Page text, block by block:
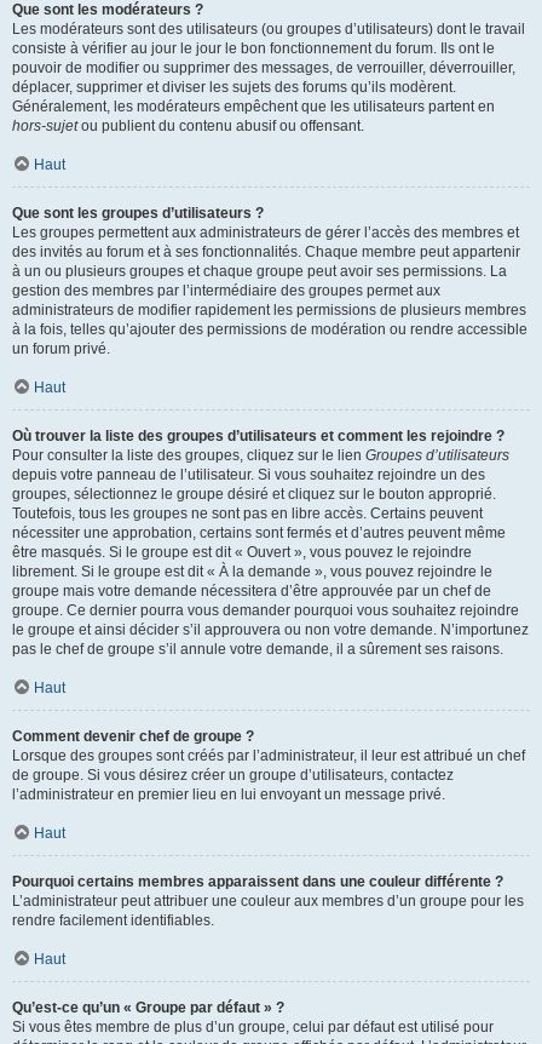
Que sont les modérateurs ?
Les modérateurs sont des utilisateurs (ou groupes d’utilisateurs) dont le travail
consiste à vérifier au jour le jour le bon fonctionnement du forum. Ils ont le
pouvoir de modifier ou supprimer des messages, de verrouiller, déverrouiller,
déplacer, supprimer et diviser les sujets des forums qu’ils modèrent.
Généralement, les modérateurs empêchent que les utilisateurs partent en
hors-sujetou publient du contenu abusif ou offensant.
Haut
Que sont les groupes d’utilisateurs ?
Les groupes permettent aux administrateurs de gérer l’accès des membres et
des invités au forum et à ses fonctionnalités. Chaque membre peut appartenir
à un ou plusieurs groupes et chaque groupe peut avoir ses permissions. La
gestion des membres par l’intermédiaire des groupes permet aux
administrateurs de modifier rapidement les permissions de plusieurs membres
à la fois, telles qu’ajouter des permissions de modération ou rendre accessible
un forum privé.
Haut
Où trouver la liste des groupes d’utilisateurs et comment les rejoindre ?
Pour consulter la liste des groupes, cliquez sur le lien Groupes d’utilisateurs
depuis votre panneau de l’utilisateur. Si vous souhaitez rejoindre un des
groupes, sélectionnez le groupe désiré et cliquez sur le bouton approprié.
Toutefois, tous les groupes ne sont pas en libre accès. Certains peuvent
nécessiter une approbation, certains sont fermés et d’autres peuvent même
être masqués. Si le groupe est dit « Ouvert », vous pouvez le rejoindre
librement. Si le groupe est dit « À la demande », vous pouvez rejoindre le
groupe mais votre demande nécessitera d’être approuvée par un chef de
groupe. Ce dernier pourra vous demander pourquoi vous souhaitez rejoindre
le groupe et ainsi décider s’il approuvera ou non votre demande. N’importunez
pas le chef de groupe s’il annule votre demande, il a sûrement ses raisons.
Haut
Comment devenir chef de groupe ?
Lorsque des groupes sont créés par l’administrateur, il leur est attribué un chef
de groupe. Si vous désirez créer un groupe d’utilisateurs, contactez
l’administrateur en premier lieu en lui envoyant un message privé.
Haut
Pourquoi certains membres apparaissent dans une couleur différente ?
L’administrateur peut attribuer une couleur aux membres d’un groupe pour les
rendre facilement identifiables.
Haut
Qu’est-ce qu’un « Groupe par défaut » ?
Si vous êtes membre de plus d’un groupe, celui par défaut est utilisé pour